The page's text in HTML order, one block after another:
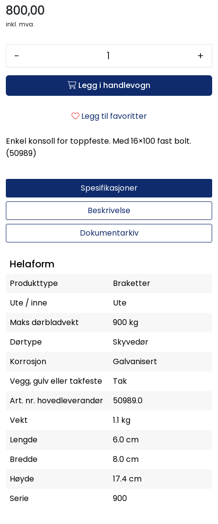
800,00
inkl. mva.
- +
Legg i handlevogn
Legg til favoritter
Enkel konsoll for toppfeste. Med 16×100 fast bolt.
(50989)
Spesifikasjoner
Beskrivelse
Dokumentarkiv
Helaform
Produkttype
Braketter
Ute / inne
Ute
Maks dørbladvekt
900 kg
Dørtype
Skyvedør
Korrosjon
Galvanisert
Vegg, gulv eller takfeste
Tak
Art. nr. hovedleverandør
50989.0
Vekt
1.1 kg
Lengde
6.0 cm
Bredde
8.0 cm
Høyde
17.4 cm
Serie
900